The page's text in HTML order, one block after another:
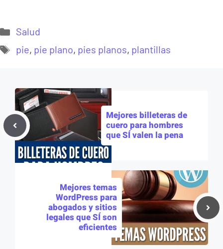
Categorías
Salud
Etiquetas
pie, pie plano, pies planos, plantillas
Mejores billeteras de
cuero para hombres
que SÍ valen la pena
Mejores temas
WordPress para
abogados y sitios
legales que SÍ son
eficientes